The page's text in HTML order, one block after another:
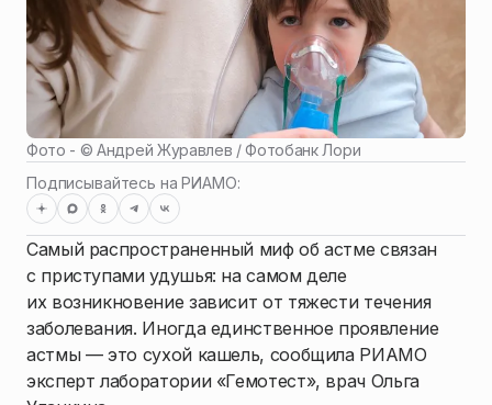
Фото - ©Андрей Журавлев / Фотобанк Лори
Подписывайтесь на РИАМО:
Самый распространенный миф об астме связан
с приступами удушья: на самом деле
их возникновение зависит от тяжести течения
заболевания. Иногда единственное проявление
астмы — это сухой кашель, сообщила РИАМО
эксперт лаборатории «Гемотест», врач Ольга